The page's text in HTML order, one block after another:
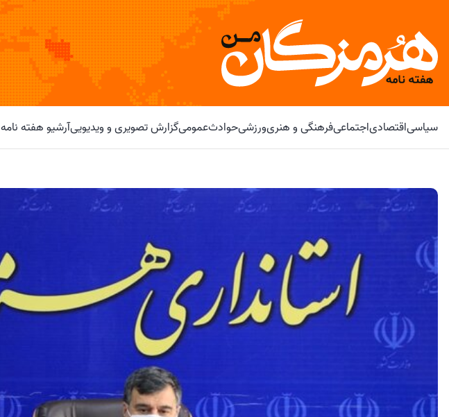
سیاسیاقتصادیاجتماعیفرهنگی و هنریورزشیحوادثعمومیگزارش تصویری و ویدیوییآرشیو هفته نامه